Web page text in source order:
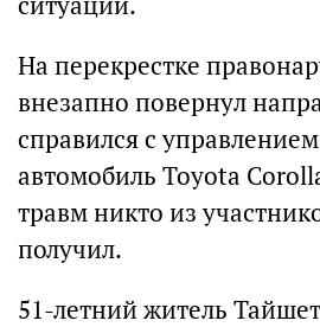
На перекрестке
внезапно повернул
справился с
автомобиль Toyota
травм никто из
получил.
51-летний житель